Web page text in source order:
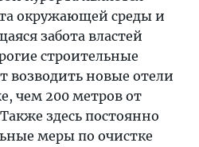
окружающей среды и
забота властей
строительные
возводить новые отели
чем 200 метров от
здесь постоянно
меры по очистке